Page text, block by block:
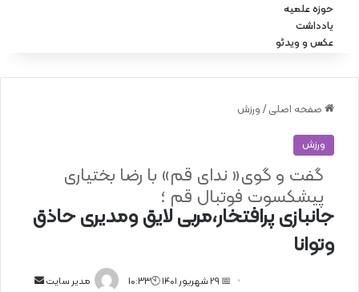
حوزه علمیه
یادداشت
عکس و ویدئو
صفحه اصلی / ورزش
ورزش
جانبازی پرافتخار،مربی لایق ومدیری حاذق
وتوانا
گفت و گوی« ندای قم» با رضا بختیاری
پیشکسوت فوتبال قم ؛
مدیر سایت
📅 29 شهریور 1401 🕙10:33